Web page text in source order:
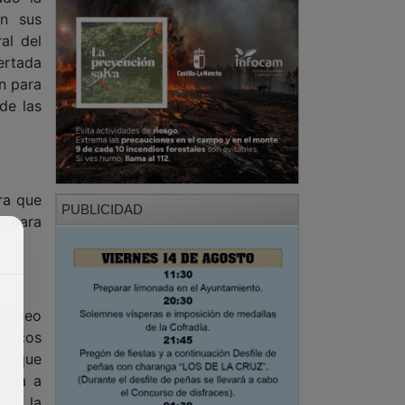
sus
del
para
las
que
para
que
a
PUBLICIDAD